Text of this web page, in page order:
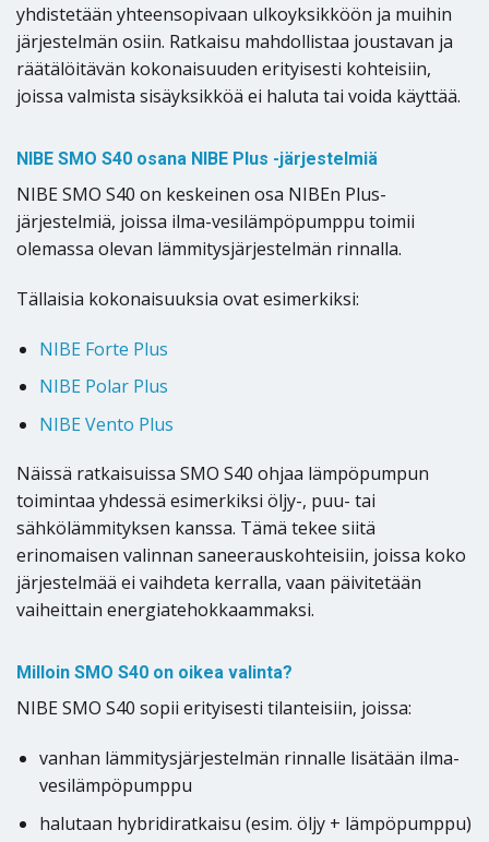
yhdistetään yhteensopivaan ulkoyksikköön ja muihin
järjestelmän osiin. Ratkaisu mahdollistaa joustavan ja
räätälöitävän kokonaisuuden erityisesti kohteisiin,
joissa valmista sisäyksikköä ei haluta tai voida käyttää.
NIBE SMO S40 osana NIBE Plus -järjestelmiä
NIBE SMO S40 on keskeinen osa NIBEn Plus-
järjestelmiä, joissa ilma-vesilämpöpumppu toimii
olemassa olevan lämmitysjärjestelmän rinnalla.
Tällaisia kokonaisuuksia ovat esimerkiksi:
NIBE Forte Plus
NIBE Polar Plus
NIBE Vento Plus
Näissä ratkaisuissa SMO S40 ohjaa lämpöpumpun
toimintaa yhdessä esimerkiksi öljy-, puu- tai
sähkölämmityksen kanssa. Tämä tekee siitä
erinomaisen valinnan saneerauskohteisiin, joissa koko
järjestelmää ei vaihdeta kerralla, vaan päivitetään
vaiheittain energiatehokkaammaksi.
Milloin SMO S40 on oikea valinta?
NIBE SMO S40 sopii erityisesti tilanteisiin, joissa:
vanhan lämmitysjärjestelmän rinnalle lisätään ilma-
vesilämpöpumppu
halutaan hybridiratkaisu (esim. öljy + lämpöpumppu)